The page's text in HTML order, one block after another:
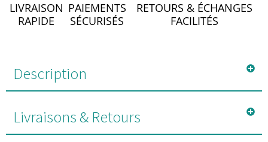
LIVRAISON
RAPIDE
PAIEMENTS
SÉCURISÉS
RETOURS & ÉCHANGES
FACILITÉS
Description
Livraisons & Retours